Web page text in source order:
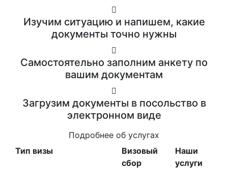
Изучим ситуацию и напишем, какие
документы точно нужны
Самостоятельно заполним анкету по
вашим документам
Загрузим документы в посольство в
электронном виде
Подробнее об услугах
Тип визы
Визовый
сбор
Наши
услуги